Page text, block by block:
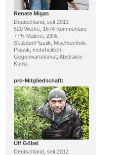
Renate Migas
Deutschland, seit 2013
520 Werke, 1674 Kommentare
77% Malerei, 23%
Skulptur/Plastik; Mischtechnik,
Plastik; mehrheitlich:
Gegenwartskunst, Abstrakte
Kunst
pro-Mitgliedschaft:
Ulf Göbel
Deutschland, seit 2012